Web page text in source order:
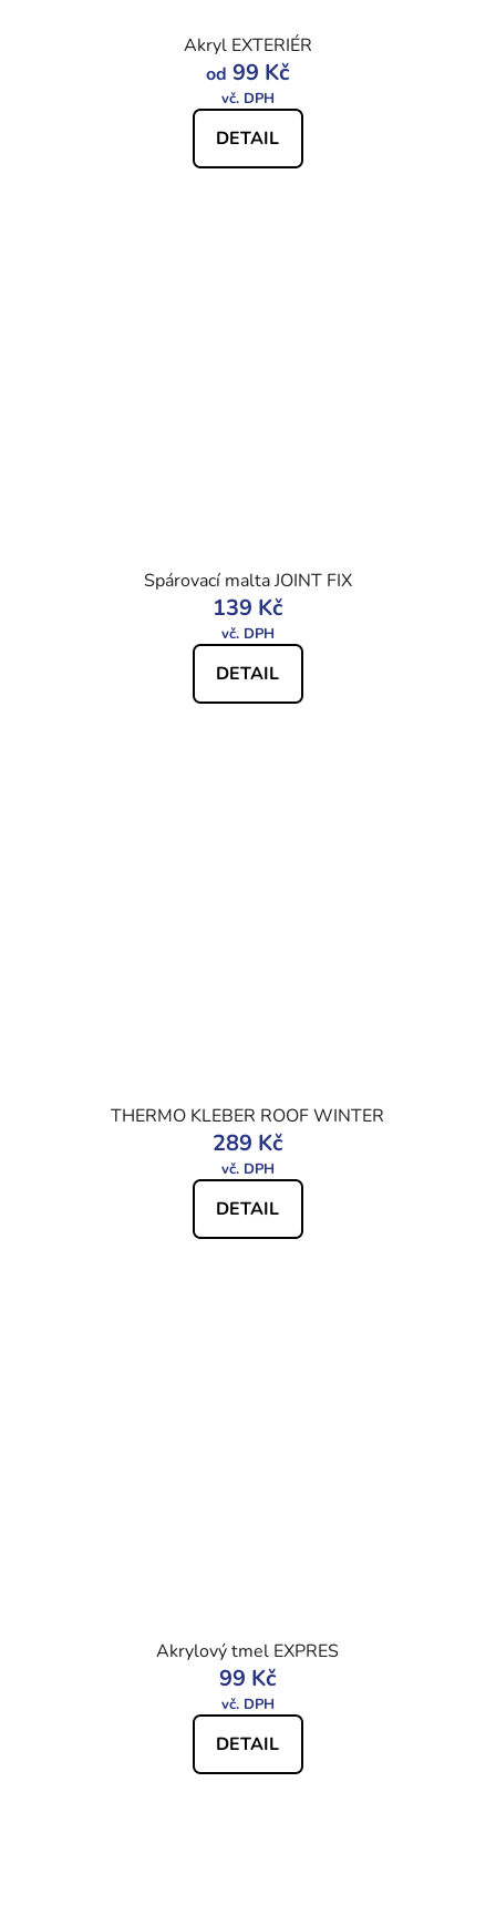
Akryl EXTERIÉR
od 99 Kč
DETAIL
Spárovací malta JOINT FIX
139 Kč
DETAIL
THERMO KLEBER ROOF WINTER
289 Kč
DETAIL
Akrylový tmel EXPRES
99 Kč
DETAIL